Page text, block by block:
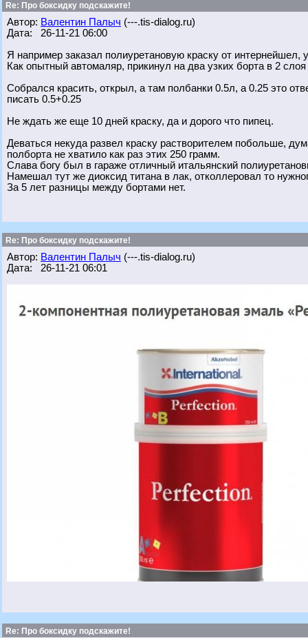
Re: Про боксидку подскажите!
Автор: Валентин Палыч (---.tis-dialog.ru)
Дата: 26-11-21 06:00
Я например заказал полиуретановую краску от интернейшел,
Как опытный автомаляр, прикинул на два узких борта в 2
Собрался красить, открыл, а там полбанки 0.5л, а 0.25 это
писать 0.5+0.25
Не ждать же еще 10 дней краску, да и дорого что пипец.
Деваться некуда развел краску растворителем побольше,
полборта не хватило как раз этих 250 грамм.
Слава богу был в гараже отличный итальянский
Намешал тут же диоксид титана в лак, отколлеровал то
За 5 лет разницы между бортами нет.
Re: Про боксидку подскажите!
Автор: Валентин Палыч (---.tis-dialog.ru)
Дата: 26-11-21 06:01
Re: Про боксидку подскажите!